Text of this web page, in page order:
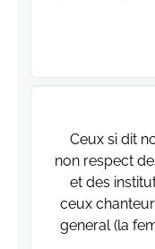
Ceux si dit
non respect
et des
ceux
general (la